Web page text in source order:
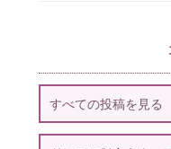
すべての投稿を見る